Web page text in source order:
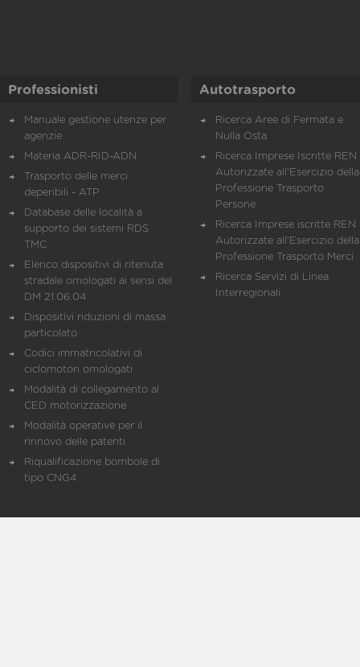
Professionisti
Manuale gestione utenze per
agenzie
Materia ADR-RID-ADN
Trasporto delle merci
deperibili - ATP
Database delle località a
supporto dei sistemi RDS
TMC
Elenco dispositivi di ritenuta
stradale omologati ai sensi del
DM 21.06.04
Dispositivi riduzioni di massa
particolato
Codici immatricolativi di
ciclomotori omologati
Modalità di collegamento al
CED motorizzazione
Modalità operative per il
rinnovo delle patenti
Riqualificazione bombole di
tipo CNG4
Autotrasporto
Ricerca Aree di Fermata e
Nulla Osta
Ricerca Imprese Iscritte REN
Autorizzate all'Esercizio della
Professione Trasporto
Persone
Ricerca Imprese iscritte REN
Autorizzate all'Esercizio della
Professione Trasporto Merci
Ricerca Servizi di Linea
Interregionali